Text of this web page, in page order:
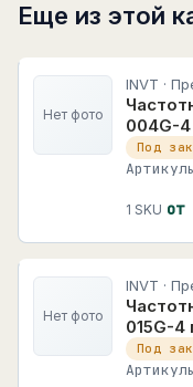
Еще из этой
Нет фото
INVT ·
004G-
Под
1 SKU от
Нет фото
INVT ·
015G-
Под